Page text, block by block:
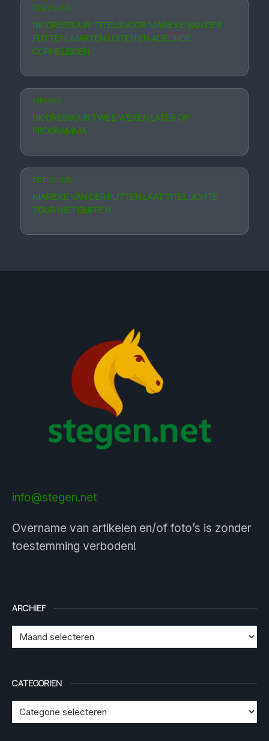
DRESSUUR
NK DRESSUUR: TITELS VOOR MARIEKE VAN DER
PUTTEN, MARTEN LUITEN EN ADELINDE
CORNELISSEN
NIEUWS
NK DRESSUUR TWEE WEKEN LATER OP
PROGRAMMA
DRESSUUR
MARIEKE VAN DER PUTTEN LAAT TITEL LICHTE
TOUR NIET GLIPPEN
info@stegen.net
Overname van artikelen en/of foto’s is zonder
toestemming verboden!
ARCHIEF
CATEGORIEN